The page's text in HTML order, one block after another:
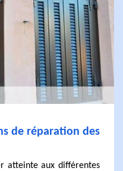
de réparation des
atteinte aux différentes